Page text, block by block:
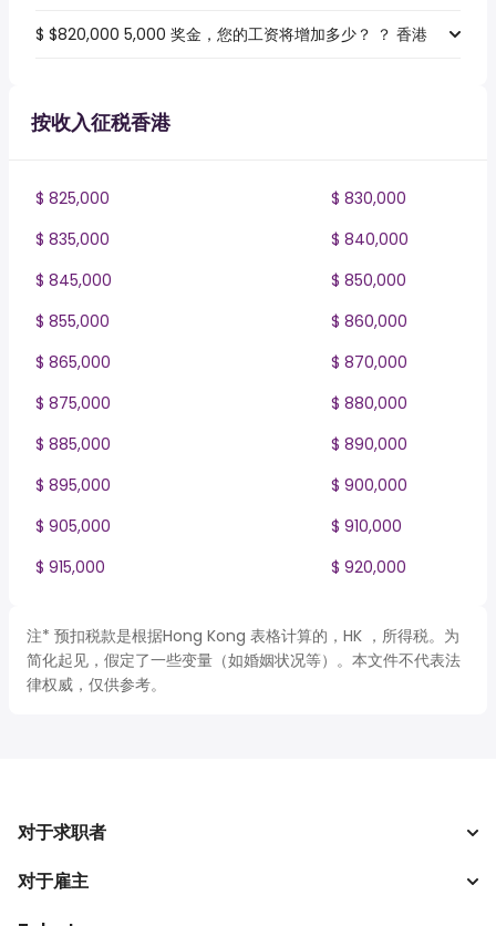
$ $820,000 5,000 奖金，您的工资将增加多少？ ？ 香港
按收入征税香港
$ 825,000
$ 830,000
$ 835,000
$ 840,000
$ 845,000
$ 850,000
$ 855,000
$ 860,000
$ 865,000
$ 870,000
$ 875,000
$ 880,000
$ 885,000
$ 890,000
$ 895,000
$ 900,000
$ 905,000
$ 910,000
$ 915,000
$ 920,000
注* 预扣税款是根据Hong Kong 表格计算的，HK ，所得税。为
简化起见，假定了一些变量（如婚姻状况等）。本文件不代表法
律权威，仅供参考。
对于求职者
搜索工作
对于雇主